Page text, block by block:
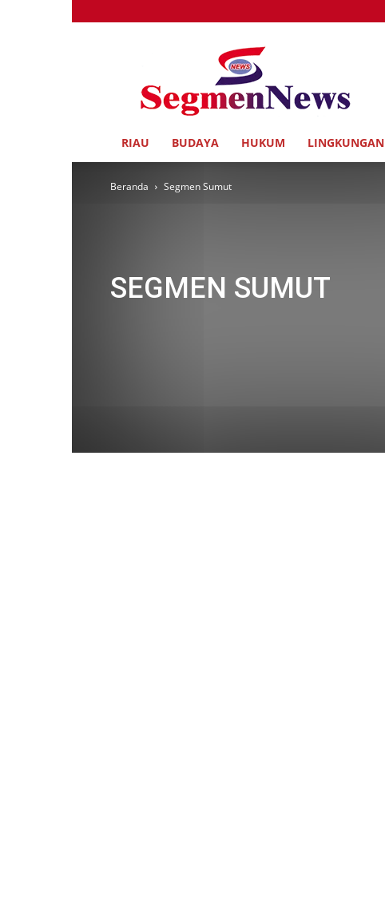
RIAU BUDAYA HUKUM LINGKUNGAN
Beranda Segmen Sumut
SEGMEN SUMUT